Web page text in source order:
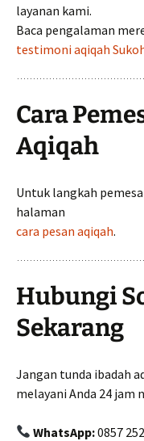
layanan kami.
Baca pengalaman
testimoni aqiqah
Cara
Aqiqah
Untuk langkah
halaman
cara pesan aqiqah.
Hubungi
Sekarang
Jangan tunda ibadah
melayani Anda 24 jam
WhatsApp:0857